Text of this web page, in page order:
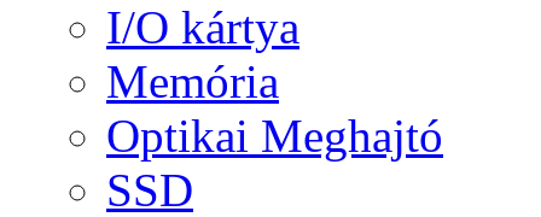
I/O kártya
Memória
Optikai Meghajtó
SSD